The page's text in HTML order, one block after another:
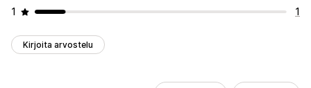
1
1
Kirjoita arvostelu